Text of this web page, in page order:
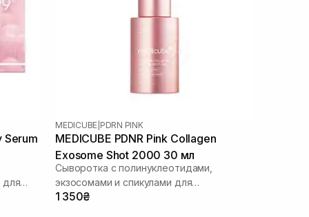
Serum
для
MEDICUBE PDRN PINK
MEDICUBE PDNR Pink Collagen
Exosome Shot 2000 30 мл
Сыворотка с полинуклеотидами,
экзосомами и спикулами для
ежедневного использования
1 350₴